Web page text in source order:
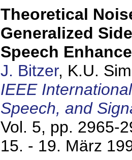
Theoretical
Generalized
Speech
J. Bitzer, K.U.
IEEE
Speech, and
Vol. 5, pp. 2965-
15. - 19. März